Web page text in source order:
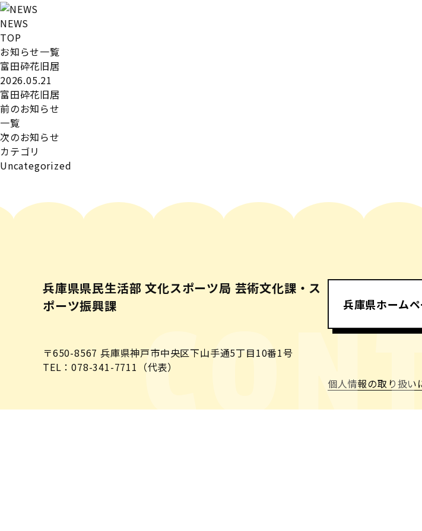
NEWS
TOP
お知らせ一覧
富田砕花旧居
2026.05.21
富田砕花旧居
前のお知らせ
一覧
次のお知らせ
カテゴリ
Uncategorized
兵庫県県民生活部 文化スポーツ局 芸術文化課・ス
ポーツ振興課
〒650-8567 兵庫県神戸市中央区下山手通5丁目10番1号
TEL：078-341-7711（代表）
兵庫県ホーム
個人情報の取り扱い